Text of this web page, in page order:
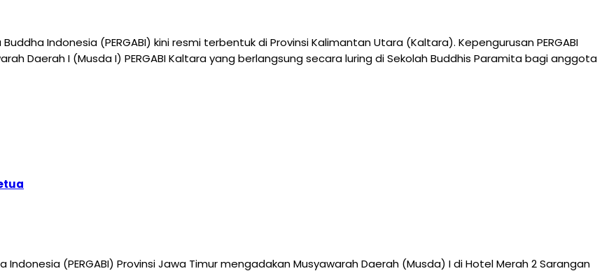
Indonesia (PERGABI) kini resmi terbentuk di Provinsi Kalimantan Utara (Kaltara). Kepengurusan PERGABI
Daerah I (Musda I) PERGABI Kaltara yang berlangsung secara luring di Sekolah Buddhis Paramita bagi anggota
(PERGABI) Provinsi Jawa Timur mengadakan Musyawarah Daerah (Musda) I di Hotel Merah 2 Sarangan